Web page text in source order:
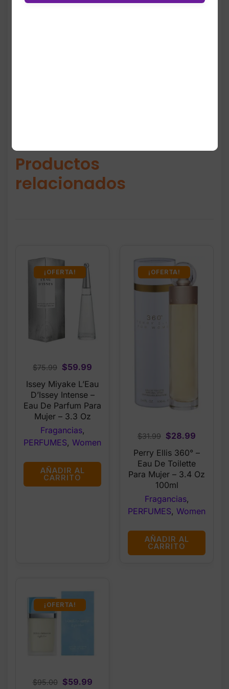
evita marcas incluso con prendas ajustadas,
Productos
relacionados
¡OFERTA!
$75.99 Original
price
was:
$75.99.
$59.99
$59.99.
Issey Miyake L’Eau
D’Issey Intense –
Eau De Parfum Para
Mujer – 3.3 Oz
Fragancias,
PERFUMES, Women
AÑADIR AL
CARRITO
¡OFERTA!
$31.99 Original
price
was:
$31.99.
$28.99
$28.99.
Perry Ellis 360° –
Eau De Toilette
Para Mujer – 3.4 Oz
100ml
Fragancias,
PERFUMES, Women
AÑADIR AL
CARRITO
¡OFERTA!
$95.00
Original
$59.99Current